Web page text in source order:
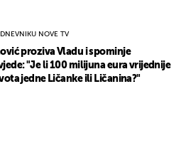
NOVE TV
proziva Vladu i spominje
"Je li 100 milijuna eura vrijednije
jedne Ličanke ili Ličanina?"